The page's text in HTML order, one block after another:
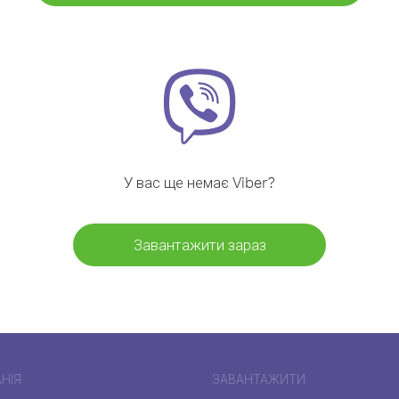
У вас ще немає Viber?
Завантажити зараз
ЗАВАНТАЖИТИ